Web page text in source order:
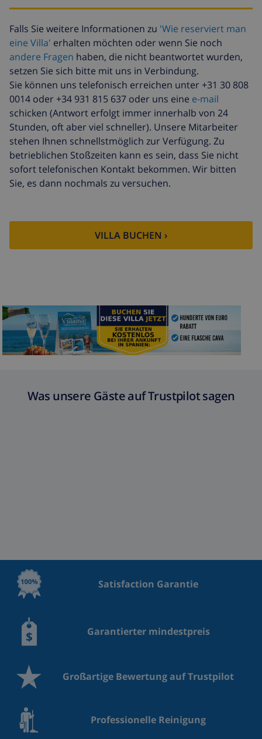
Haustiere
10,05 $ pro Tag
Zusätzliche
bettwäsche
17,59 $ pro Person
Zusätzliche
handtücher
8,80 $ pro Person
Späte abreise
113,75 $
Zusätzliche
reinigung
basiert auf den
Energieverbrauch
(52,77 $/HOUR)
Reiserücktrittsfonds:
4.80% der Gesamtsumme
Falls Sie weitere Informationen zu 'Wie reserviert man
eine Villa' erhalten möchten oder wenn Sie noch
andere Fragen haben, die nicht beantwortet wurden,
setzen Sie sich bitte mit uns in Verbindung.
Sie können uns telefonisch erreichen unter +31 30 808
0014 oder +34 931 815 637 oder uns eine e-mail
schicken (Antwort erfolgt immer innerhalb von 24
Stunden, oft aber viel schneller). Unsere Mitarbeiter
stehen Ihnen schnellstmöglich zur Verfügung. Zu
betrieblichen Stoßzeiten kann es sein, dass Sie nicht
sofort telefonischen Kontakt bekommen. Wir bitten
Sie, es dann nochmals zu versuchen.
VILLA BUCHEN ›
Was unsere Gäste auf Trustpilot sagen
Satisfaction Garantie
Garantierter mindestpreis
Großartige Bewertung auf Trustpilot
Professionelle Reinigung